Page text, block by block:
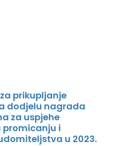
prikupljanje
dodjelu nagrada
za uspjehe
promicanju i
u 2023.